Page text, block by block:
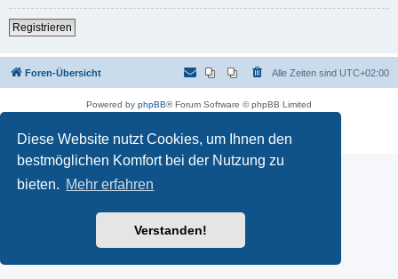
Diese Website nutzt Cookies, um Ihnen den
bestmöglichen Komfort bei der Nutzung zu
bieten. Mehr erfahren
Verstanden!
Registrieren
Foren-Übersicht Alle Zeiten sind UTC+02:00
Powered by phpBB® Forum Software © phpBB Limited
Datenschutz|Nutzungsbedingungen